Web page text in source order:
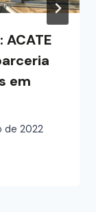
em
de 2022